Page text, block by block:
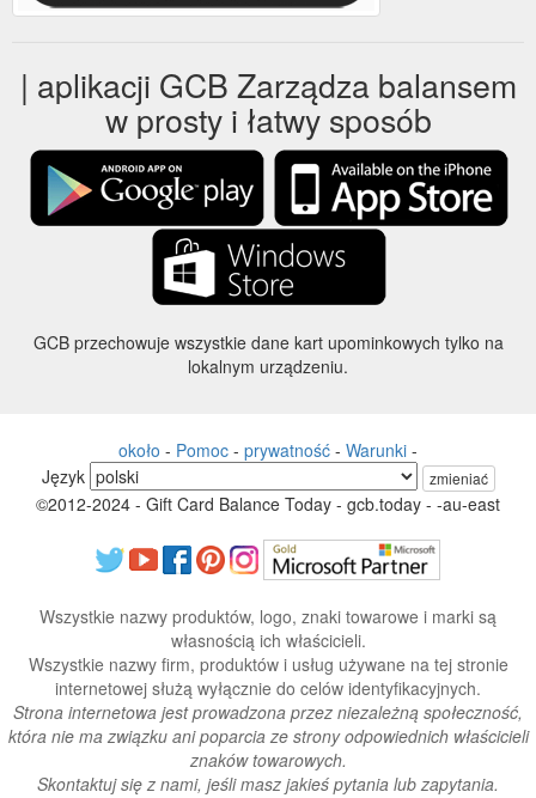
| aplikacji GCB Zarządza balansem
w prosty i łatwy sposób
GCB przechowuje wszystkie dane kart upominkowych tylko na
lokalnym urządzeniu.
około - Pomoc - prywatność - Warunki -
Język
zmieniać
©2012-2024 - Gift Card Balance Today - gcb.today - -au-east
Wszystkie nazwy produktów, logo, znaki towarowe i marki są
własnością ich właścicieli.
Wszystkie nazwy firm, produktów i usług używane na tej stronie
internetowej służą wyłącznie do celów identyfikacyjnych.
Strona internetowa jest prowadzona przez niezależną społeczność,
która nie ma związku ani poparcia ze strony odpowiednich właścicieli
znaków towarowych.
Skontaktuj się z nami, jeśli masz jakieś pytania lub zapytania.